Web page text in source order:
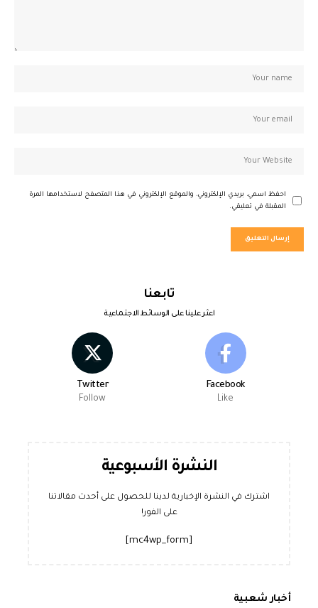
احفظ اسمي، بريدي الإلكتروني، والموقع الإلكتروني في هذا المتصفح لاستخدامها المرة
المقبلة في تعليقي.
تابعنا
اعثر علينا على الوسائط الاجتماعية
Facebook
Like
Twitter
Follow
النشرة الأسبوعية
اشترك في النشرة الإخبارية لدينا للحصول على أحدث مقالاتنا
على الفور!
أخبار شعبية